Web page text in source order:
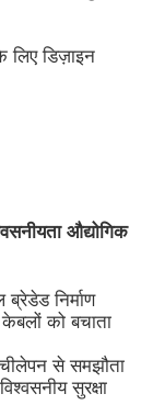
लिए डिज़ाइन
औद्योगिक
निर्माण
को बचाता
से समझौता
सुरक्षा